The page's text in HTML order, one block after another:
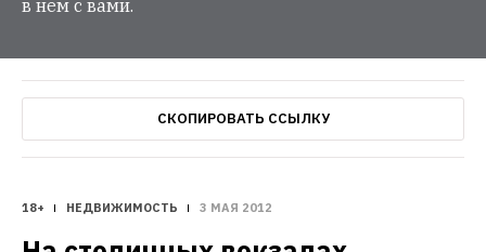
в нем с вами.
СКОПИРОВАТЬ ССЫЛКУ
18+ НЕДВИЖИМОСТЬ 3 МАЯ 2012